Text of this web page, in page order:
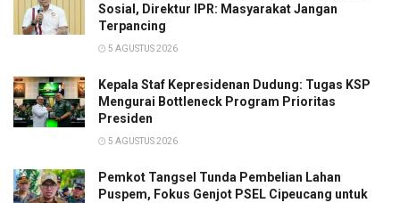
Sosial, Direktur IPR: Masyarakat Jangan
Terpancing
5 AGUSTUS 2026
Kepala Staf Kepresidenan Dudung: Tugas KSP
Mengurai Bottleneck Program Prioritas
Presiden
5 AGUSTUS 2026
Pemkot Tangsel Tunda Pembelian Lahan
Puspem, Fokus Genjot PSEL Cipeucang untuk